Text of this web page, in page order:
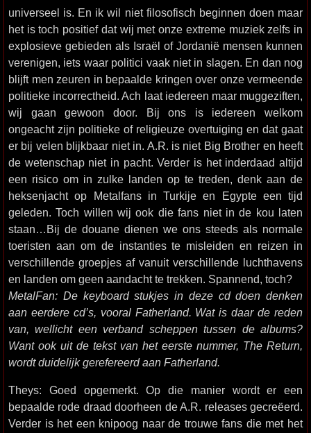
universeel is. En ik wil niet filosofisch beginnen doen maar
het is toch positief dat wij met onze extreme muziek zelfs in
explosieve gebieden als Israël of Jordanië mensen kunnen
verenigen, iets waar politici vaak niet in slagen. En dan nog
blijft men zeuren in bepaalde kringen over onze vermeende
politieke incorrectheid. Ach laat iedereen maar muggeziften,
wij gaan gewoon door. Bij ons is iedereen welkom
ongeacht zijn politieke of religieuze overtuiging en dat gaat
er bij velen blijkbaar niet in. A.R. is niet Big Brother en heeft
de wetenschap niet in pacht. Verder is het inderdaad altijd
een risico om in zulke landen op te treden, denk aan de
heksenjacht op Metalfans in Turkije en Egypte een tijd
geleden. Toch willen wij ook die fans niet in de kou laten
staan…Bij de douane dienen we ons steeds als normale
toeristen aan om de instanties te misleiden en reizen in
verschillende groepjes af vanuit verschillende luchthavens
en landen om geen aandacht te trekken. Spannend, toch?
MetalFan: De keyboard stukjes in deze cd doen denken
aan eerdere cd’s, vooral Fatherland. Wat is daar de reden
van, wellicht een verband scheppen tussen de albums?
Want ook uit de tekst van het eerste nummer, The Return,
wordt duidelijk gerefereerd aan Fatherland.
Theys: Goed opgemerkt. Op die manier wordt er een
bepaalde rode draad doorheen de A.R. releases gecreëerd.
Verder is het een knipoog naar de trouwe fans die met het